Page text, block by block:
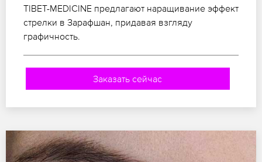
TIBET-MEDICINE предлагают наращивание эффект
стрелки в Зарафшан, придавая взгляду
графичность.
Заказать сейчас